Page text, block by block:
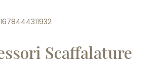
Scaffalature